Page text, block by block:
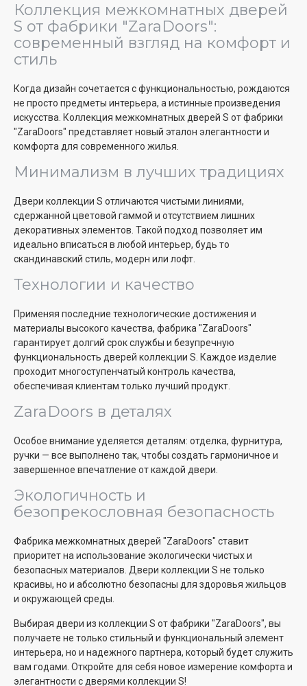
Коллекция межкомнатных дверей
S от фабрики "ZaraDoors":
современный взгляд на комфорт и
стиль
Когда дизайн сочетается с функциональностью, рождаются
не просто предметы интерьера, а истинные произведения
искусства. Коллекция межкомнатных дверей S от фабрики
"ZaraDoors" представляет новый эталон элегантности и
комфорта для современного жилья.
Минимализм в лучших традициях
Двери коллекции S отличаются чистыми линиями,
сдержанной цветовой гаммой и отсутствием лишних
декоративных элементов. Такой подход позволяет им
идеально вписаться в любой интерьер, будь то
скандинавский стиль, модерн или лофт.
Технологии и качество
Применяя последние технологические достижения и
материалы высокого качества, фабрика "ZaraDoors"
гарантирует долгий срок службы и безупречную
функциональность дверей коллекции S. Каждое изделие
проходит многоступенчатый контроль качества,
обеспечивая клиентам только лучший продукт.
ZaraDoors в деталях
Особое внимание уделяется деталям: отделка, фурнитура,
ручки — все выполнено так, чтобы создать гармоничное и
завершенное впечатление от каждой двери.
Экологичность и
безопрекословная безопасность
Фабрика межкомнатных дверей "ZaraDoors" ставит
приоритет на использование экологически чистых и
безопасных материалов. Двери коллекции S не только
красивы, но и абсолютно безопасны для здоровья жильцов
и окружающей среды.
Выбирая двери из коллекции S от фабрики "ZaraDoors", вы
получаете не только стильный и функциональный элемент
интерьера, но и надежного партнера, который будет служить
вам годами. Откройте для себя новое измерение комфорта и
элегантности с дверями коллекции S!